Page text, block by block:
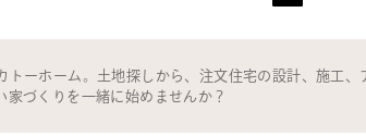
ーホーム。土地探しから、注文住宅の設計、施工、
づくりを一緒に始めませんか？